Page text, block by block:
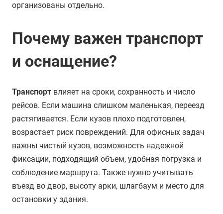
организованы отдельно.
Почему важен транспорт
и оснащение?
Транспорт влияет на сроки, сохранность и число
рейсов. Если машина слишком маленькая, переезд
растягивается. Если кузов плохо подготовлен,
возрастает риск повреждений. Для офисных задач
важны чистый кузов, возможность надежной
фиксации, подходящий объем, удобная погрузка и
соблюдение маршрута. Также нужно учитывать
въезд во двор, высоту арки, шлагбаум и место для
остановки у здания.